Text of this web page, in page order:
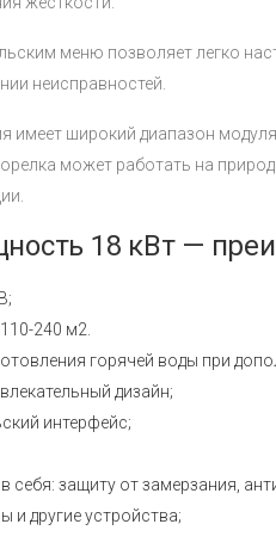
меню позволяет легко
неисправностей.
имеет широкий диапазон
может работать на
18 кВт —
240 м2.
горячей воды при
дизайн;
интерфейс;
защиту от замерзания,
и другие устройства;